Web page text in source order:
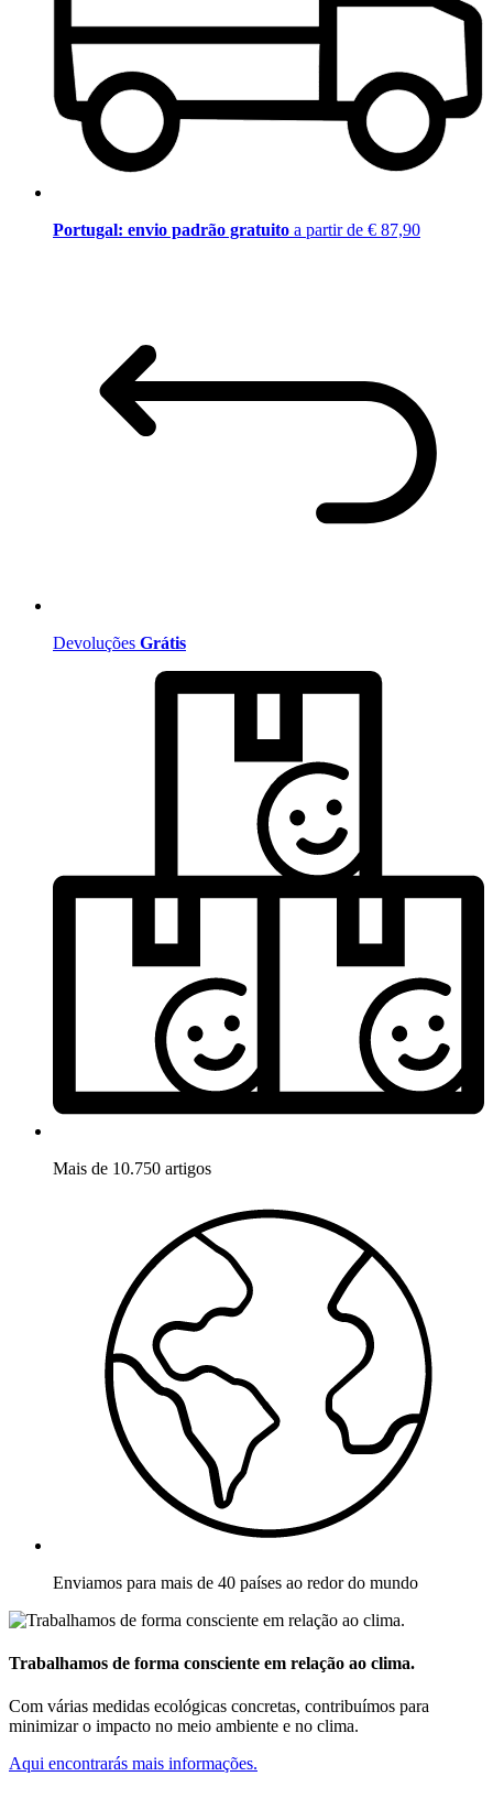
Portugal: envio padrão gratuito a partir de € 87,90
Devoluções Grátis
Mais de 10.750 artigos
Enviamos para mais de 40 países ao redor do mundo
Trabalhamos de forma consciente em relação ao clima.
Com várias medidas ecológicas concretas, contribuímos para
minimizar o impacto no meio ambiente e no clima.
Aqui encontrarás mais informações.